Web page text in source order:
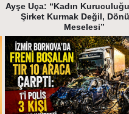
Ayşe Uça: “Kadın
Şirket Kurmak Değil,
Meselesi”